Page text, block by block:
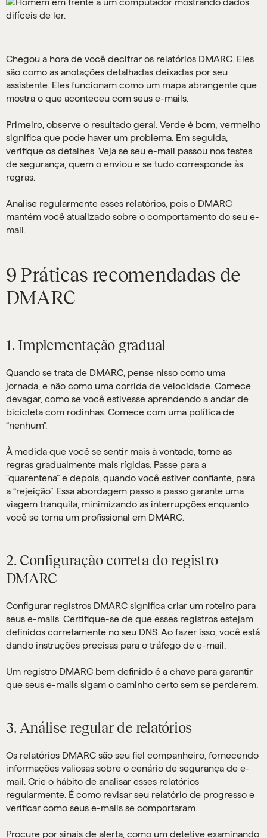
Chegou a hora de você decifrar os relatórios DMARC. Eles
são como as anotações detalhadas deixadas por seu
assistente. Eles funcionam como um mapa abrangente que
mostra o que aconteceu com seus e-mails.
Primeiro, observe o resultado geral. Verde é bom; vermelho
significa que pode haver um problema. Em seguida,
verifique os detalhes. Veja se seu e-mail passou nos testes
de segurança, quem o enviou e se tudo corresponde às
regras.
Analise regularmente esses relatórios, pois o DMARC
mantém você atualizado sobre o comportamento do seu e-
mail.
9 Práticas recomendadas de
DMARC
1. Implementação gradual
Quando se trata de DMARC, pense nisso como uma
jornada, e não como uma corrida de velocidade. Comece
devagar, como se você estivesse aprendendo a andar de
bicicleta com rodinhas. Comece com uma política de
“nenhum”.
À medida que você se sentir mais à vontade, torne as
regras gradualmente mais rígidas. Passe para a
“quarentena” e depois, quando você estiver confiante, para
a “rejeição”. Essa abordagem passo a passo garante uma
viagem tranquila, minimizando as interrupções enquanto
você se torna um profissional em DMARC.
2. Configuração correta do registro
DMARC
Configurar registros DMARC significa criar um roteiro para
seus e-mails. Certifique-se de que esses registros estejam
definidos corretamente no seu DNS. Ao fazer isso, você está
dando instruções precisas para o tráfego de e-mail.
Um registro DMARC bem definido é a chave para garantir
que seus e-mails sigam o caminho certo sem se perderem.
3. Análise regular de relatórios
Os relatórios DMARC são seu fiel companheiro, fornecendo
informações valiosas sobre o cenário de segurança de e-
mail. Crie o hábito de analisar esses relatórios
regularmente. É como revisar seu relatório de progresso e
verificar como seus e-mails se comportaram.
Procure por sinais de alerta, como um detetive examinando